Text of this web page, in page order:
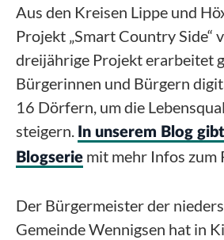
Aus den Kreisen Lippe und
Projekt „Smart Country Side“
dreijährige Projekt erarbeitet
Bürgerinnen und Bürgern
16 Dörfern, um die
steigern. In unserem Blog
Blogserie mit mehr Infos zum
Der Bürgermeister der
Gemeinde Wennigsen hat in